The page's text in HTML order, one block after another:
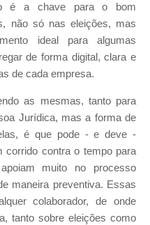
é a chave para o bom
não só nas eleições, mas
ideal para algumas
de forma digital, clara e
de cada empresa.
as mesmas, tanto para
Jurídica, mas a forma de
é que pode - e deve -
corrido contra o tempo para
muito no processo
maneira preventiva. Essas
colaborador, de onde
tanto sobre eleições como